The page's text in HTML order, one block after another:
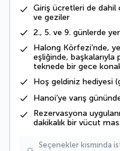
Giriş ücretleri de dahil
ve geziler
2., 5. ve 9. günlerde
Halong Körfezi’nde,
eşliğinde, başkalarıyla
teknede bir gece
Hoş geldiniz hediyesi
Hanoi’ye varış
Rezervasyona
dakikalık bir vücut
Seçenekler kısmında